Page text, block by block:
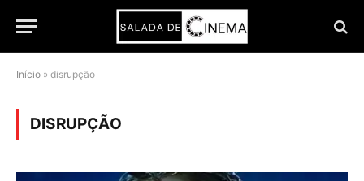
Início » disrupção
DISRUPÇÃO